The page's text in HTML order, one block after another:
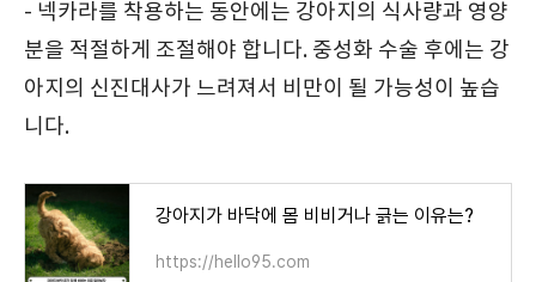
- 넥카라를 착용하는 동안에는 강아지의 식사량과 영양
분을 적절하게 조절해야 합니다. 중성화 수술 후에는 강
아지의 신진대사가 느려져서 비만이 될 가능성이 높습
니다.
강아지가 바닥에 몸 비비거나 긁는 이유는?
https://hello95.com